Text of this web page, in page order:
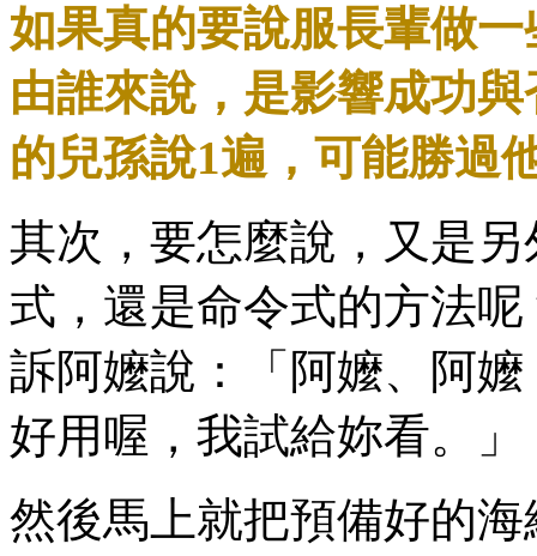
如果真的要說服長輩做
由誰來說，是影響成功
的兒孫說1遍，可能勝過
其次，要怎麼說，又是
式，還是命令式的方法
訴阿嬤說：「阿嬤、阿
好用喔，我試給妳看。」
然後馬上就把預備好的